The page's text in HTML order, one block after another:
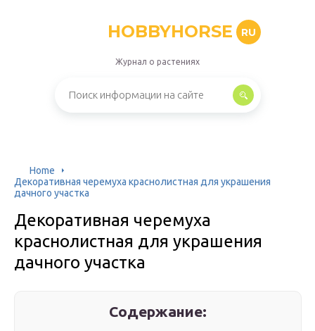
HOBBYHORSE RU
Журнал о растениях
Home
Декоративная черемуха краснолистная для украшения
дачного участка
Декоративная черемуха
краснолистная для украшения
дачного участка
Содержание: